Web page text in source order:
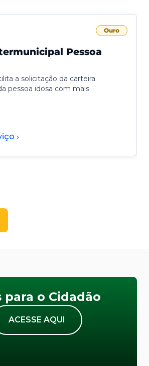
Ouro
Pessoa
a solicitação da carteira
pessoa idosa com mais
›
para o Cidadão
ACESSE AQUI